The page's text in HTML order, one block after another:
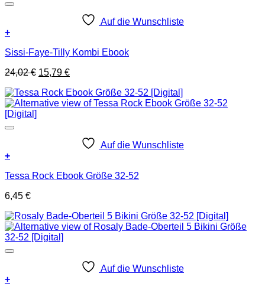
Auf die Wunschliste
+
Sissi-Faye-Tilly Kombi Ebook
24,02€ Ursprünglicher
war:
24,02 €
15,79 €Aktueller
ist:
15,79 €.
Auf die Wunschliste
+
Tessa Rock Ebook Größe 32-52
6,45 €
Auf die Wunschliste
+